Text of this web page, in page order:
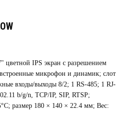
цветной IPS экран с разрешением
микрофон и динамик; слот
входы/выходы 8/2; 1 RS-485; 1 RJ-
b/g/n, TCP/IP, SIP, RTSP;
размер 180 × 140 × 22.4 мм; Вес: